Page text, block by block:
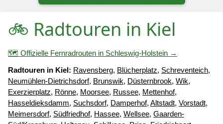
🚲 Radtouren in Kiel
🗺️ Offizielle Fernradrouten in Schleswig-Holstein →
Radtouren in Kiel: Ravensberg, Blücherplatz, Schreventeich,
Neumühlen-Dietrichsdorf, Brunswik, Düsternbrook, Wik,
Exerzierplatz, Rönne, Moorsee, Russee, Mettenhof,
Hasseldieksdamm, Suchsdorf, Damperhof, Altstadt, Vorstadt,
Meimersdorf, Südfriedhof, Hassee, Wellsee, Gaarden-